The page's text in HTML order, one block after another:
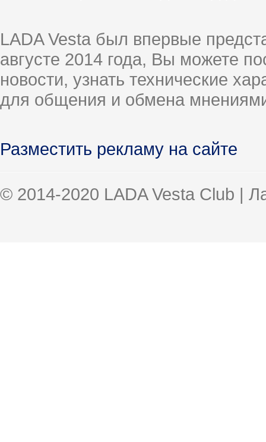
LADA Vesta был впервые
августе 2014 года, Вы можете
новости, узнать технические
для общения и обмена
Разместить рекламу на сайте
© 2014-2020 LADA Vesta Club |